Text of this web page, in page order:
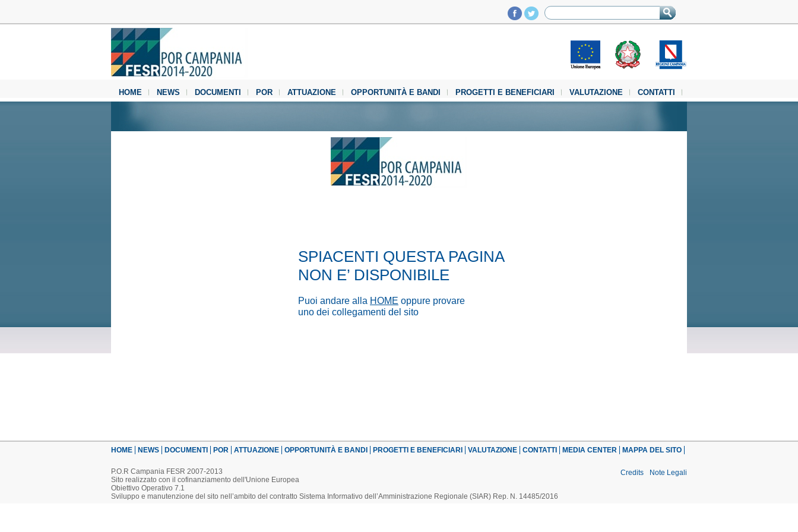
HOME NEWS DOCUMENTI POR ATTUAZIONE OPPORTUNITÀ E BANDI PROGETTI E BENEFICIARI VALUTAZIONE
CONTATTI
SPIACENTI QUESTA PAGINA
NON E’ DISPONIBILE
Puoi andare alla HOME oppure provare
uno dei collegamenti del sito
HOME NEWS DOCUMENTI POR ATTUAZIONE OPPORTUNITÀ E BANDI PROGETTI E BENEFICIARI VALUTAZIONE CONTATTI MEDIA CENTER MAPPA DEL SITO
P.O.R Campania FESR 2007-2013
Sito realizzato con il cofinanziamento dell'Unione Europea
Obiettivo Operativo 7.1
Sviluppo e manutenzione del sito nell’ambito del contratto Sistema Informativo dell’Amministrazione Regionale (SIAR) Rep. N. 14485/2016
Credits Note Legali